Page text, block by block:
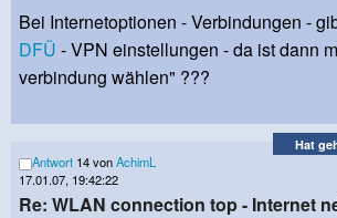
Bei Internetoptionen - Verbindungen -
DFÜ - VPN einstellungen - da ist dann
verbindung wählen" ???
Hat
Antwort 14 vonAchimL
17.01.07, 19:42:22
Re: WLAN connection top - Internet